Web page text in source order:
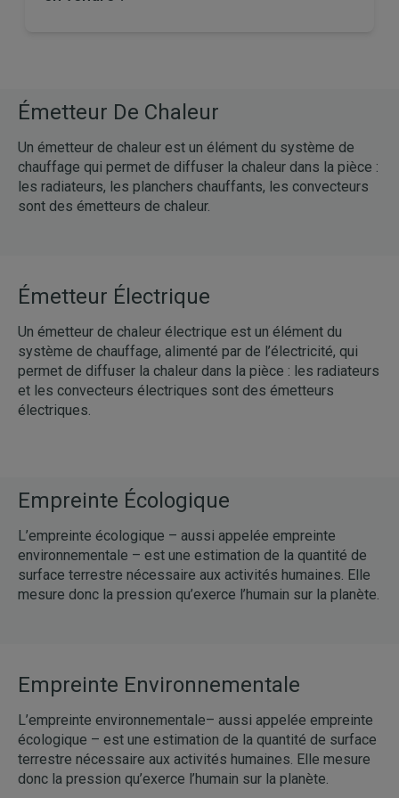
Émetteur De Chaleur
Un émetteur de chaleur est un élément du système de
chauffage qui permet de diffuser la chaleur dans la pièce :
les radiateurs, les planchers chauffants, les convecteurs
sont des émetteurs de chaleur.
Émetteur Électrique
Un émetteur de chaleur électrique est un élément du
système de chauffage, alimenté par de l’électricité, qui
permet de diffuser la chaleur dans la pièce : les radiateurs
et les convecteurs électriques sont des émetteurs
électriques.
Empreinte Écologique
L’empreinte écologique – aussi appelée empreinte
environnementale – est une estimation de la quantité de
surface terrestre nécessaire aux activités humaines. Elle
mesure donc la pression qu’exerce l’humain sur la planète.
Empreinte Environnementale
L’empreinte environnementale– aussi appelée empreinte
écologique – est une estimation de la quantité de surface
terrestre nécessaire aux activités humaines. Elle mesure
donc la pression qu’exerce l’humain sur la planète.